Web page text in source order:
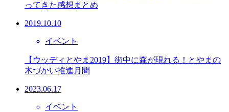
ってきた感想まとめ
2019.10.10
イベント
【ウッディとやま2019】街中に森が現れる！とやまの
木づかい推進月間
2023.06.17
イベント